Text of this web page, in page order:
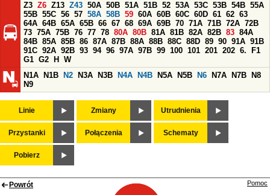
Z3 Z6 Z13 Z43 50A 50B 51A 51B 52 53A 53C 53B 54B 55A
55B 55C 56 57 58A 58B 59 60A 60B 60C 60D 61 62 63
64A 64B 65A 65B 66 67 68 69A 69B 70 71A 71B 72A 72B
73 75A 75B 76 77 78 80A 80B 81A 81B 82A 82B 83 84A
84B 85A 85B 86 87A 87B 88A 88B 88C 88D 89 90 91A 91B
91C 92A 92B 93 94 96 97A 97B 99 100 101 201 202 6.
F1
G1 G2 H
W
N1A
N1B N2 N3A N3B N4A N4B N5A N5B N6 N7A N7B
N8
N9
Linie Zmiany Utrudnienia
Przystanki Połączenia Schematy
Pobierz
Powrót Pomoc